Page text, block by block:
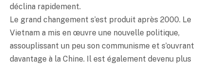
déclina rapidement.
Le grand changement s’est produit après 2000. Le
Vietnam a mis en œuvre une nouvelle politique,
assouplissant un peu son communisme et s’ouvrant
davantage à la Chine. Il est également devenu plus